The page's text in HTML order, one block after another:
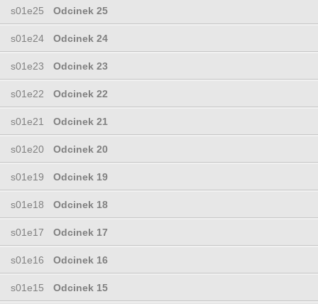
s01e25 Odcinek 25
s01e24 Odcinek 24
s01e23 Odcinek 23
s01e22 Odcinek 22
s01e21 Odcinek 21
s01e20 Odcinek 20
s01e19 Odcinek 19
s01e18 Odcinek 18
s01e17 Odcinek 17
s01e16 Odcinek 16
s01e15 Odcinek 15